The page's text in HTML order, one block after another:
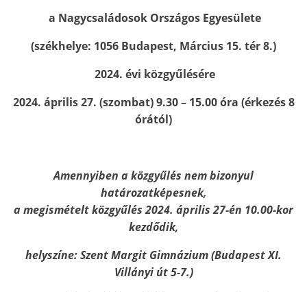
a Nagycsaládosok Országos Egyesülete
(székhelye: 1056 Budapest, Március 15. tér 8.)
2024. évi közgyűlésére
2024. április 27. (szombat) 9.30– 15.00 óra (érkezés 8
órától)
Amennyiben a közgyűlés nem bizonyul
határozatképesnek,
a megismételt közgyűlés 2024. április 27-én 10.00-kor
kezdődik,
helyszíne: Szent Margit Gimnázium (Budapest XI.
Villányi út 5-7.)